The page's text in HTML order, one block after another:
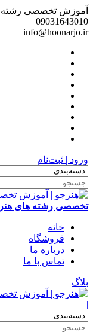
آموزش تخصصی رشته
09031643010
info@hoonarjo.ir
ورود | ثبت‌نام
تخصصی رشته های
خانه
فروشگاه
درباره ما
تماس با ما
بلاگ
|